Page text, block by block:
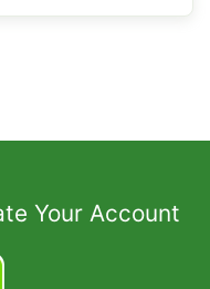
Your Account